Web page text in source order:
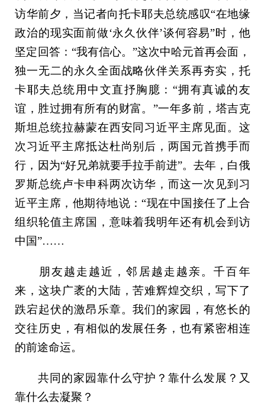
访华前夕，当记者向托卡耶夫总统感叹“在地缘
政治的现实面前做‘永久伙伴’谈何容易”时，他
坚定回答：“我有信心。”这次中哈元首再会面，
独一无二的永久全面战略伙伴关系再夯实，托
卡耶夫总统用中文直抒胸臆：“拥有真诚的友
谊，胜过拥有所有的财富。”一年多前，塔吉克
斯坦总统拉赫蒙在西安同习近平主席见面。这
次习近平主席抵达杜尚别后，两国元首携手而
行，因为“好兄弟就要手拉手前进”。去年，白俄
罗斯总统卢卡申科两次访华，而这一次见到习
近平主席，他期待地说：“现在中国接任了上合
组织轮值主席国，意味着我明年还有机会到访
中国”……
朋友越走越近，邻居越走越亲。千百年
来，这块广袤的大陆，苦难辉煌交织，写下了
跌宕起伏的激昂乐章。我们的家园，有悠长的
交往历史，有相似的发展任务，也有紧密相连
的前途命运。
共同的家园靠什么守护？靠什么发展？又
靠什么去凝聚？